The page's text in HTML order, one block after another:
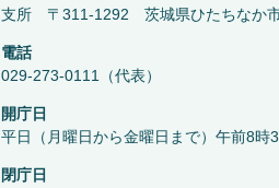
支所 〒311-1292 茨城県ひたちなか
電話
029-273-0111（代表）
開庁日
平日（月曜日から金曜日まで）午前8時
閉庁日